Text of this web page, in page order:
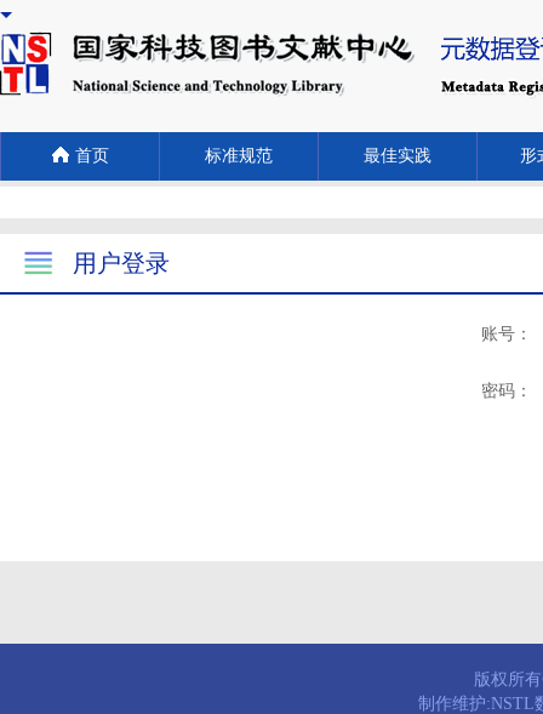
首页 标准规范 最佳实践 形
用户登录
账号：
密码：
版权所
制作维护:NSTL